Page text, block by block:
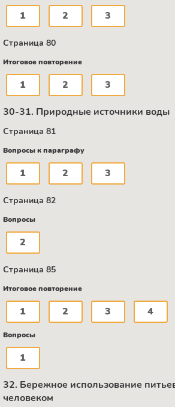
1 2 3
Страница 80
Итоговое повторение
1 2 3
30-31. Природные источники воды
Страница 81
Вопросы к параграфу
1 2 3
Страница 82
Вопросы
2
Страница 85
Итоговое повторение
1 2 3 4
Вопросы
1
32. Бережное использование
человеком